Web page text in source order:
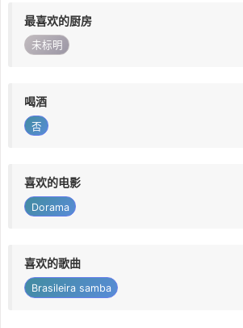
最喜欢的厨房
未标明
喝酒
否
喜欢的电影
Dorama
喜欢的歌曲
Brasileira samba